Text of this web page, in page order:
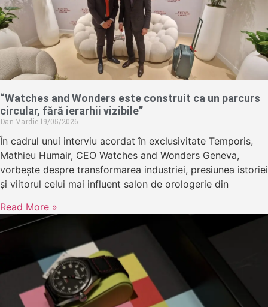
“Watches and Wonders este construit ca un parcurs
circular, fără ierarhii vizibile”
Dan Vardie19/05/2026
În cadrul unui interviu acordat în exclusivitate Temporis,
Mathieu Humair, CEO Watches and Wonders Geneva,
vorbește despre transformarea industriei, presiunea istoriei
și viitorul celui mai influent salon de orologerie din
Read More »